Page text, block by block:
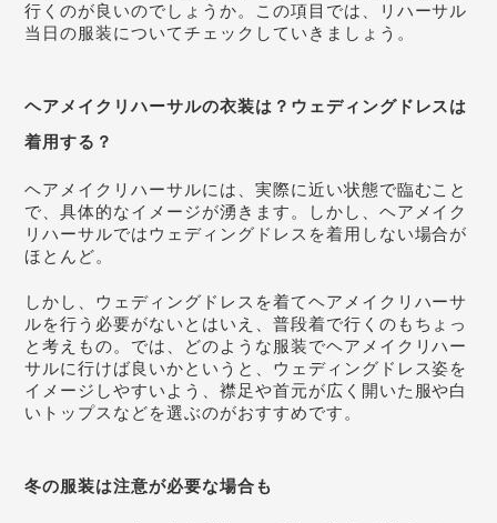
行くのが良いのでしょうか。この項目では、リハーサル
当日の服装についてチェックしていきましょう。
ヘアメイクリハーサルの衣装は？ウェディングドレスは
着用する？
ヘアメイクリハーサルには、実際に近い状態で臨むこと
で、具体的なイメージが湧きます。しかし、ヘアメイク
リハーサルではウェディングドレスを着用しない場合が
ほとんど。
しかし、ウェディングドレスを着てヘアメイクリハーサ
ルを行う必要がないとはいえ、普段着で行くのもちょっ
と考えもの。では、どのような服装でヘアメイクリハー
サルに行けば良いかというと、ウェディングドレス姿を
イメージしやすいよう、襟足や首元が広く開いた服や白
いトップスなどを選ぶのがおすすめです。
冬の服装は注意が必要な場合も